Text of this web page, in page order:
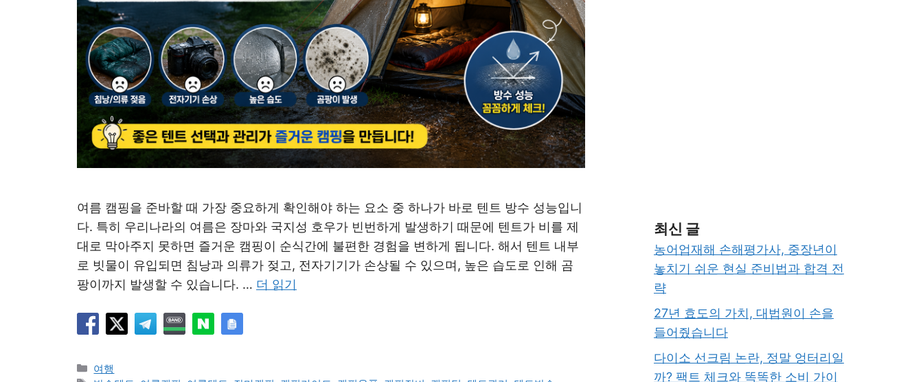
여름 캠핑을 준바할 때 가장 중요하게 확인해야 하는 요소 중 하나가 바로 텐트 방수 성능입니
다. 특히 우리나라의 여름은 장마와 국지성 호우가 빈번하게 발생하기 때문에 텐트가 비를 제
대로 막아주지 못하면 즐거운 캠핑이 순식간에 불편한 경험을 변하게 됩니다. 해서 텐트 내부
로 빗물이 유입되면 침낭과 의류가 젖고, 전자기기가 손상될 수 있으며, 높은 습도로 인해 곰
팡이까지 발생할 수 있습니다. … 더 읽기
카
여행
최신 글
농어업재해 손해평가사, 중장년이
놓치기 쉬운 현실 준비법과 합격 전
략
27년 효도의 가치, 대법원이 손을
들어줬습니다
다이소 선크림 논란, 정말 엉터리일
까? 팩트 체크와 똑똑한 소비 가이